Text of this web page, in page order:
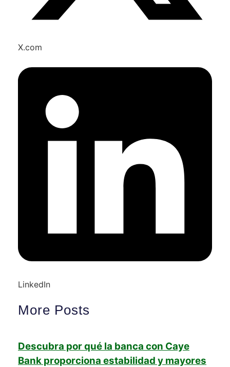
X.com
LinkedIn
More Posts
Descubra por qué la banca con Caye
Bank proporciona estabilidad y mayores